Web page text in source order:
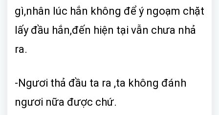
gì,nhân lúc hắn không để ý ngoạm chặt
lấy đầu hắn,đến hiện tại vẫn chưa nhả
ra.
-Ngươi thả đầu ta ra ,ta không đánh
ngươi nữa được chứ.